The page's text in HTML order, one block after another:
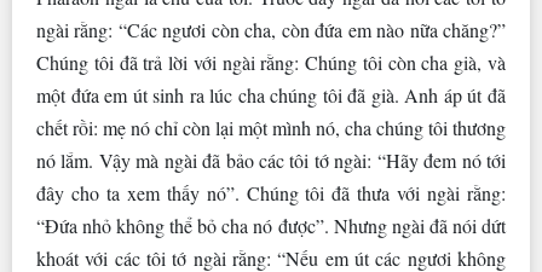
ngài rằng: “Các ngươi còn cha, còn đứa em nào nữa chăng?”
Chúng tôi đã trả lời với ngài rằng: Chúng tôi còn cha già, và
một đứa em út sinh ra lúc cha chúng tôi đã già. Anh áp út đã
chết rồi: mẹ nó chỉ còn lại một mình nó, cha chúng tôi thương
nó lắm. Vậy mà ngài đã bảo các tôi tớ ngài: “Hãy đem nó tới
đây cho ta xem thấy nó”. Chúng tôi đã thưa với ngài rằng:
“Ðứa nhỏ không thể bỏ cha nó được”. Nhưng ngài đã nói dứt
khoát với các tôi tớ ngài rằng: “Nếu em út các ngươi không